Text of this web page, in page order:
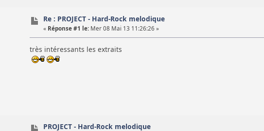
Re : PROJECT - Hard-Rock melodique
« Réponse #1 le: Mer 08 Mai 13 11:26:26 »
très intéressants les extraits
PROJECT - Hard-Rock melodique